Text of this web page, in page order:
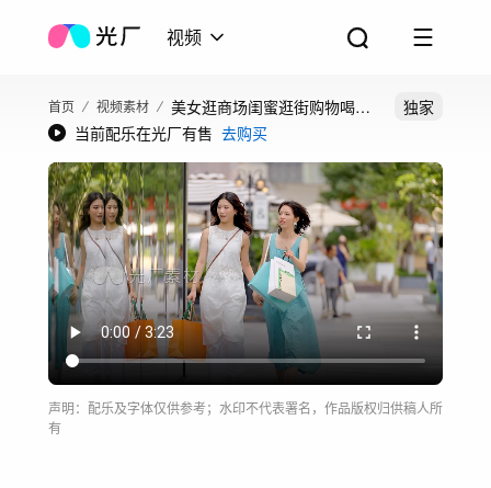
视频
首页 视频素材
美女逛商场闺蜜逛街购物喝咖
啡美女时尚生活
独家
当前配乐在光厂有售 去购买
声明：配乐及字体仅供参考；水印不代表署名，作品版权归供稿人所
有